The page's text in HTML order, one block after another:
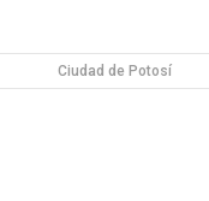
Ciudad de Potosí